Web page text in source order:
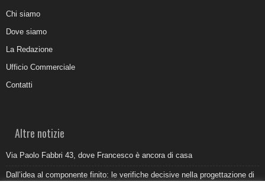
Chi siamo
Dove siamo
La Redazione
Ufficio Commerciale
Contatti
Altre notizie
Via Paolo Fabbri 43, dove Francesco è ancora di casa
Dall’idea al componente finito: le verifiche decisive nella progettazione di